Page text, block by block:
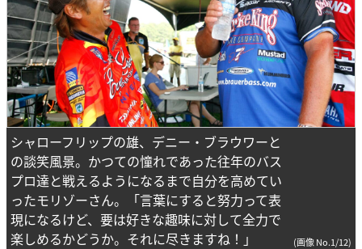
シャローフリップの雄、デニー・ブラウワーと
の談笑風景。かつての憧れであった往年のバス
プロ達と戦えるようになるまで自分を高めてい
ったモリゾーさん。「言葉にすると努力って表
現になるけど、要は好きな趣味に対して全力で
楽しめるかどうか。それに尽きますね！」
(画像 No.1/12)